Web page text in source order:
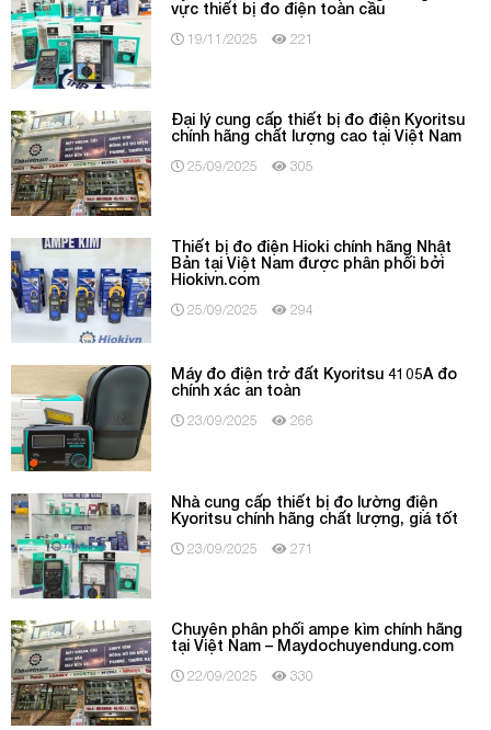
vực thiết bị đo điện toàn cầu
19/11/2025 221
Đại lý cung cấp thiết bị đo điện Kyoritsu
chính hãng chất lượng cao tại Việt Nam
25/09/2025 305
Thiết bị đo điện Hioki chính hãng Nhật
Bản tại Việt Nam được phân phối bởi
Hiokivn.com
25/09/2025 294
Máy đo điện trở đất Kyoritsu 4105A đo
chính xác an toàn
23/09/2025 266
Nhà cung cấp thiết bị đo lường điện
Kyoritsu chính hãng chất lượng, giá tốt
23/09/2025 271
Chuyên phân phối ampe kìm chính hãng
tại Việt Nam – Maydochuyendung.com
22/09/2025 330